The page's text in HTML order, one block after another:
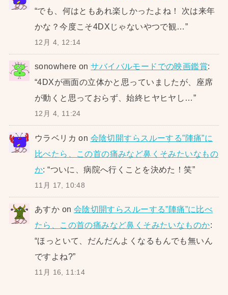
“でも、何はともあれ楽しかったよね！ 次は来年
かな？今度こそ4DXじゃないやつで観…”
12月 4, 12:14
sonowhere onサバイバルモードでの映画鑑賞:
“4DXが画面の立体かと思っていましたが、座席
が動くと思っておらず、始終ヒヤヒヤし…”
12月 4, 11:24
ウラベリカ on 会陰切開すらスルーする”陣痛”に
比べたら、この首の痛みなど鼻くそみたいなもの
か: “ついに、病院へ行くことを決めた！笑”
11月 17, 10:48
あすか on 会陰切開すらスルーする”陣痛”に比べ
たら、この首の痛みなど鼻くそみたいなものか:
“ほっといて、だんだんよくなるもんでも無いん
ですよね?”
11月 16, 11:14